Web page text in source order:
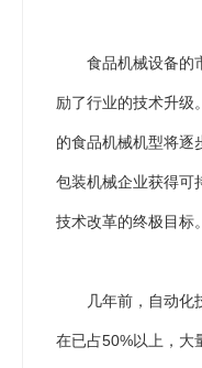
食品机械设备的市
励了行业的技术升级
的食品机械机型将逐
包装机械企业获得可
技术改革的终极目标。
几年前，自动化技
在已占50%以上，大